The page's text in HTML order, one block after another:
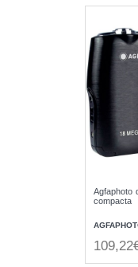
Agfaphoto
compacta